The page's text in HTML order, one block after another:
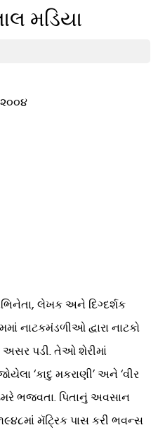
મડિયા
લેખક અને દિગ્દર્શક
નાટકમંડળીઓ દ્વારા નાટકો
અસર પડી. તેઓ શેરીમાં
‘કાદુ મકરાણી’ અને ‘વીર
ઉંમરે ભજવતા. પિતાનું અવસાન
મૅટ્રિક પાસ કરી ભવન્સ